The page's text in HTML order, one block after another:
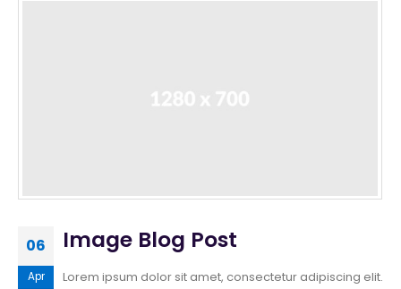
06
Apr
Image Blog Post
Lorem ipsum dolor sit amet, consectetur adipiscing elit.